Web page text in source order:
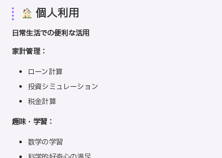
個人利用
日常生活での便利な活用
家計管理：
ローン計算
投資シミュレーション
税金計算
趣味・学習：
数学の学習